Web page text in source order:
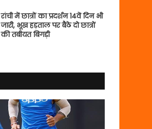
रांची में छात्रों का प्रदर्शन 14वें दिन भी
जारी, भूख हड़ताल पर बैठे दो छात्रों
की तबीयत बिगड़ी